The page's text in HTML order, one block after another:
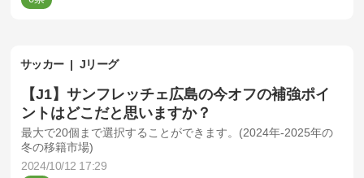
サッカー Jリーグ
【J1】サンフレッチェ広島の今オフの補強ポイ
ントはどこだと思いますか？
最大で20個まで選択することができます。(2024年-2025年の
冬の移籍市場)
2024/10/12 17:29